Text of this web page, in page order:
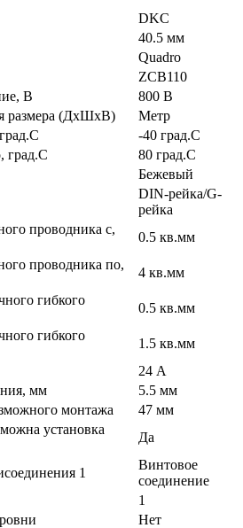
DKC
40.5 мм
Quadro
ZCB110
В
800 В
размера (ДхШхВ)
Метр
-40 град.C
град.C
80 град.C
Бежевый
DIN-рейка/G-
рейка
проводника с,
0.5 кв.мм
проводника по,
4 кв.мм
гибкого
0.5 кв.мм
гибкого
1.5 кв.мм
24 А
мм
5.5 мм
монтажа
47 мм
установка
Да
1
Винтовое
соединение
1
Нет